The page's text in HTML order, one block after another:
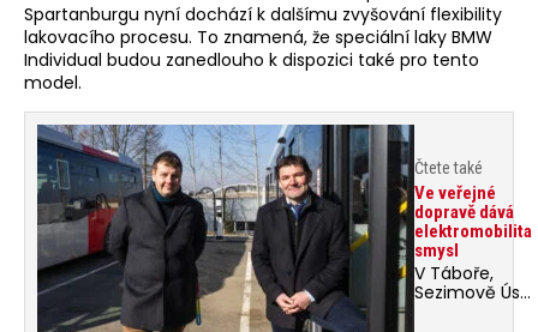
Spartanburgu nyní dochází k dalšímu zvyšování flexibility
lakovacího procesu. To znamená, že speciální laky BMW
Individual budou zanedlouho k dispozici také pro tento
model.
Čtete také
Ve veřejné
dopravě dává
elektromobilita
smysl
V Táboře,
Sezimově Ústí